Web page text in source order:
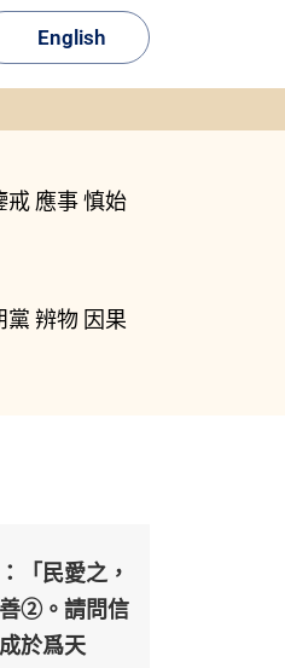
English
戒 應事慎始
黨 辨物 因果
「民愛之，
②。請問信
於爲天